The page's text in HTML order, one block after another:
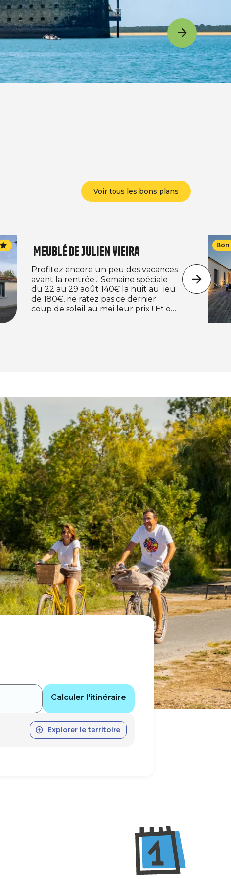
Voir tous les bons plans
Meublé de Julien Vieira
Profitez encore un peu des vacances
avant la rentrée... Semaine spéciale
du 22 au 29 août 140€ la nuit au lieu
de 180€, ne ratez pas ce dernier
coup de soleil au meilleur prix ! Et on
Bon
Calculer l'itinéraire
Explorer le territoire